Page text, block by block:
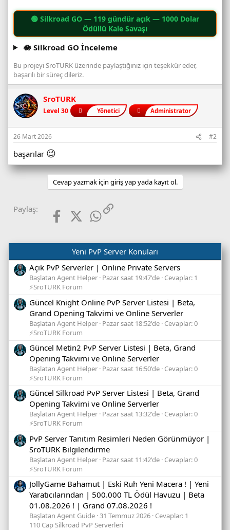
🟢 Silkroad GO — 119 gündür açık — 1000 Dolar
Ödüllü Kale Savaşı
🪷 Silkroad GO İnceleme
Bu projeyi SroTURK üzerinde paylaştığınız için teşekkür eder,
başarılı bir süreç dileriz.
SroTURK
Level 30 Yönetici Administrator
26 Mart 2026 #2
başarılar 😉
Cevap yazmak için giriş yap yada kayıt ol.
Paylaş: FacebookX (Twitter)WhatsApp
Link
Yeni PvP Server Konuları
Açık PvP Serverler | Online Private Servers
Başlatan Agent Helper Pazar saat 19:47'de Cevaplar: 1
⚡SroTURK Forum
Güncel Knight Online PvP Server Listesi | Beta,
Grand Opening Takvimi ve Online Serverler
Başlatan Agent Helper Pazar saat 18:52'de Cevaplar: 0
⚡SroTURK Forum
Güncel Metin2 PvP Server Listesi | Beta, Grand
Opening Takvimi ve Online Serverler
Başlatan Agent Helper Pazar saat 16:50'de Cevaplar: 0
⚡SroTURK Forum
Güncel Silkroad PvP Server Listesi | Beta, Grand
Opening Takvimi ve Online Serverler
Başlatan Agent Helper Pazar saat 13:32'de Cevaplar: 0
⚡SroTURK Forum
PvP Server Tanıtım Resimleri Neden Görünmüyor |
SroTURK Bilgilendirme
Başlatan Agent Helper Pazar saat 11:42'de Cevaplar: 0
⚡SroTURK Forum
JollyGame Bahamut | Eski Ruh Yeni Macera ! | Yeni
Yaratıcılarından | 500.000 TL Ödül Havuzu | Beta
01.08.2026 ! | Grand 07.08.2026 !
Başlatan Agent Guide 31 Temmuz 2026 Cevaplar: 1
110 Cap Silkroad PvP Serverleri